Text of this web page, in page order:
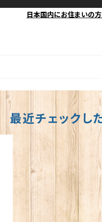
日本国内にお住まいの
最近チェックし